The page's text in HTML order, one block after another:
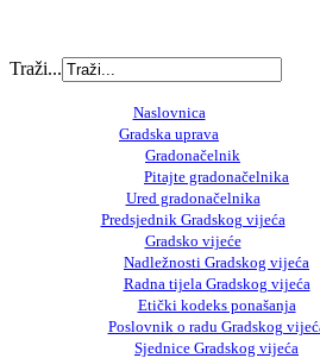
Traži...
Naslovnica
Gradska uprava
Gradonačelnik
Pitajte gradonačelnika
Ured gradonačelnika
Predsjednik Gradskog vijeća
Gradsko vijeće
Nadležnosti Gradskog vijeća
Radna tijela Gradskog vijeća
Etički kodeks ponašanja
Poslovnik o radu Gradskog
Sjednice Gradskog vijeća